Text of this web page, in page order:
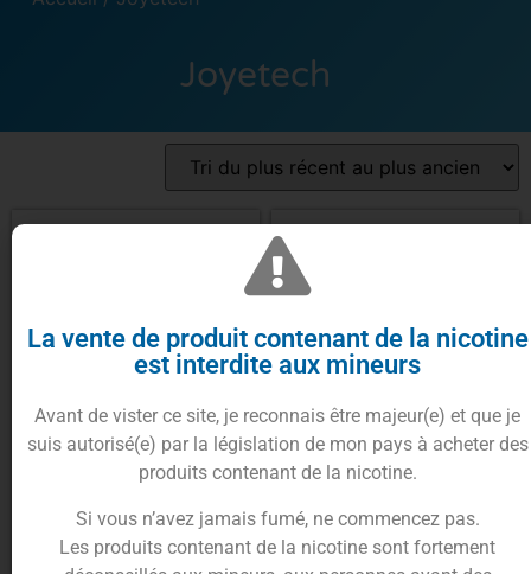
Joyetech
Exceed Joyetech
9.90€
Choix des options
Pack de 5 résistances pour
11.00€
La vente de produit contenant de la nicotine
est interdite aux mineurs
Avant de vister ce site, je reconnais être majeur(e) et que je
suis autorisé(e) par la législation de mon pays à acheter des
produits contenant de la nicotine.
Si vous n’avez jamais fumé, ne commencez pas.
Les produits contenant de la nicotine sont fortement